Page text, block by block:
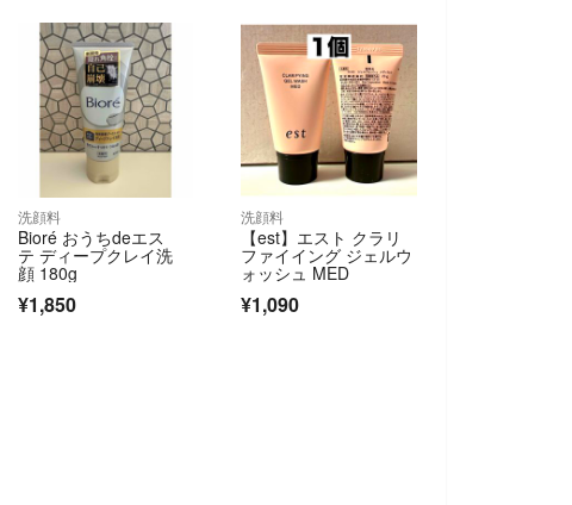
洗顔料
Bioré おうちdeエス
テ ディープクレイ洗
顔 180g
¥1,850
洗顔料
【est】エスト クラリ
ファイイング ジェルウ
ォッシュ MED
¥1,090